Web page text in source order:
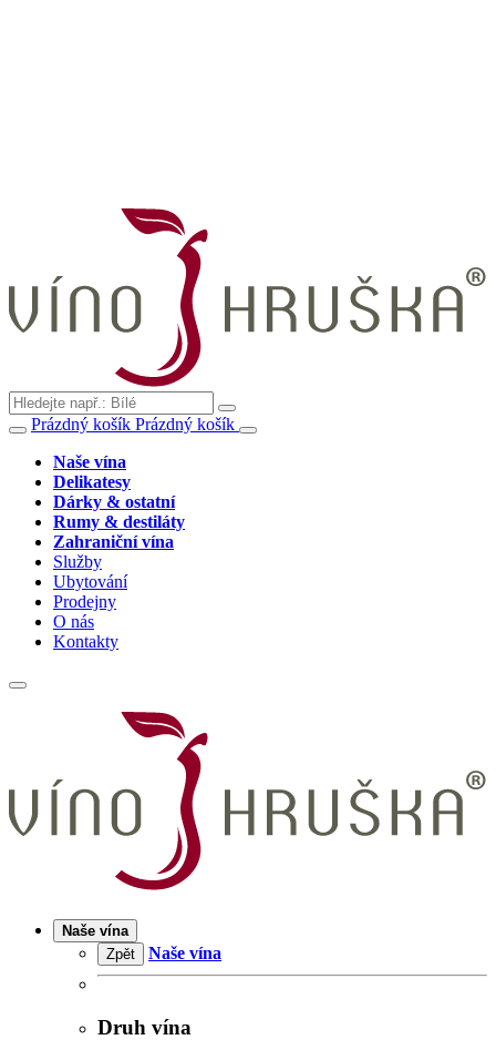
Prázdný košík Prázdný košík
Naše vína
Delikatesy
Dárky & ostatní
Rumy & destiláty
Zahraniční vína
Služby
Ubytování
Prodejny
O nás
Kontakty
Naše vína
Zpět
Naše vína
Druh vína